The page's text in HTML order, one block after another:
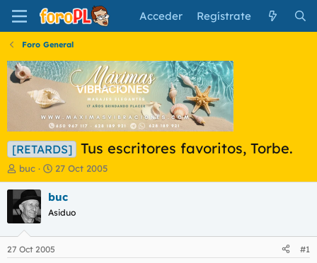
Acceder Regístrate
Foro General
[RETARDS] Tus escritores favoritos, Torbe.
I
n
i
c
i
a
d
o
buc
F
e
c
a
i
27 Oct 2005
buc
Asiduo
27 Oct 2005 #1